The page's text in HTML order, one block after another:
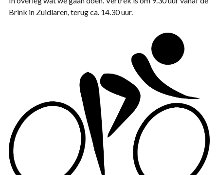
Brink in Zuidlaren, terug ca. 14.30 uur.